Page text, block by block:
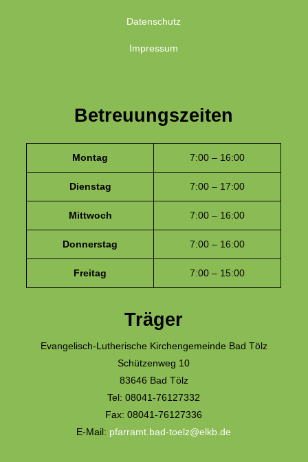
Datenschutz
Impressum
Betreuungszeiten
Montag 7:00 – 16:00
Dienstag 7:00 – 17:00
Mittwoch 7:00 – 16:00
Donnerstag 7:00 – 16:00
Freitag 7:00 – 15:00
Träger
Evangelisch-Lutherische Kirchengemeinde Bad Tölz
Schützenweg 10
83646 Bad Tölz
Tel: 08041-76127332
Fax: 08041-76127336
E-Mail: pfarramt.bad-toelz@elkb.de